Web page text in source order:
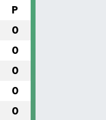
P
0
0
0
0
0